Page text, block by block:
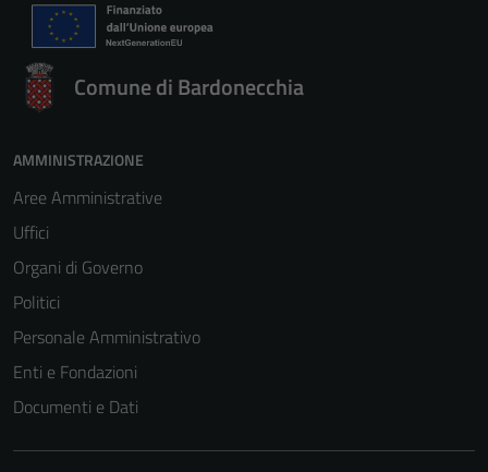
Comune di Bardonecchia
AMMINISTRAZIONE
Aree Amministrative
Uffici
Organi di Governo
Politici
Personale Amministrativo
Enti e Fondazioni
Documenti e Dati